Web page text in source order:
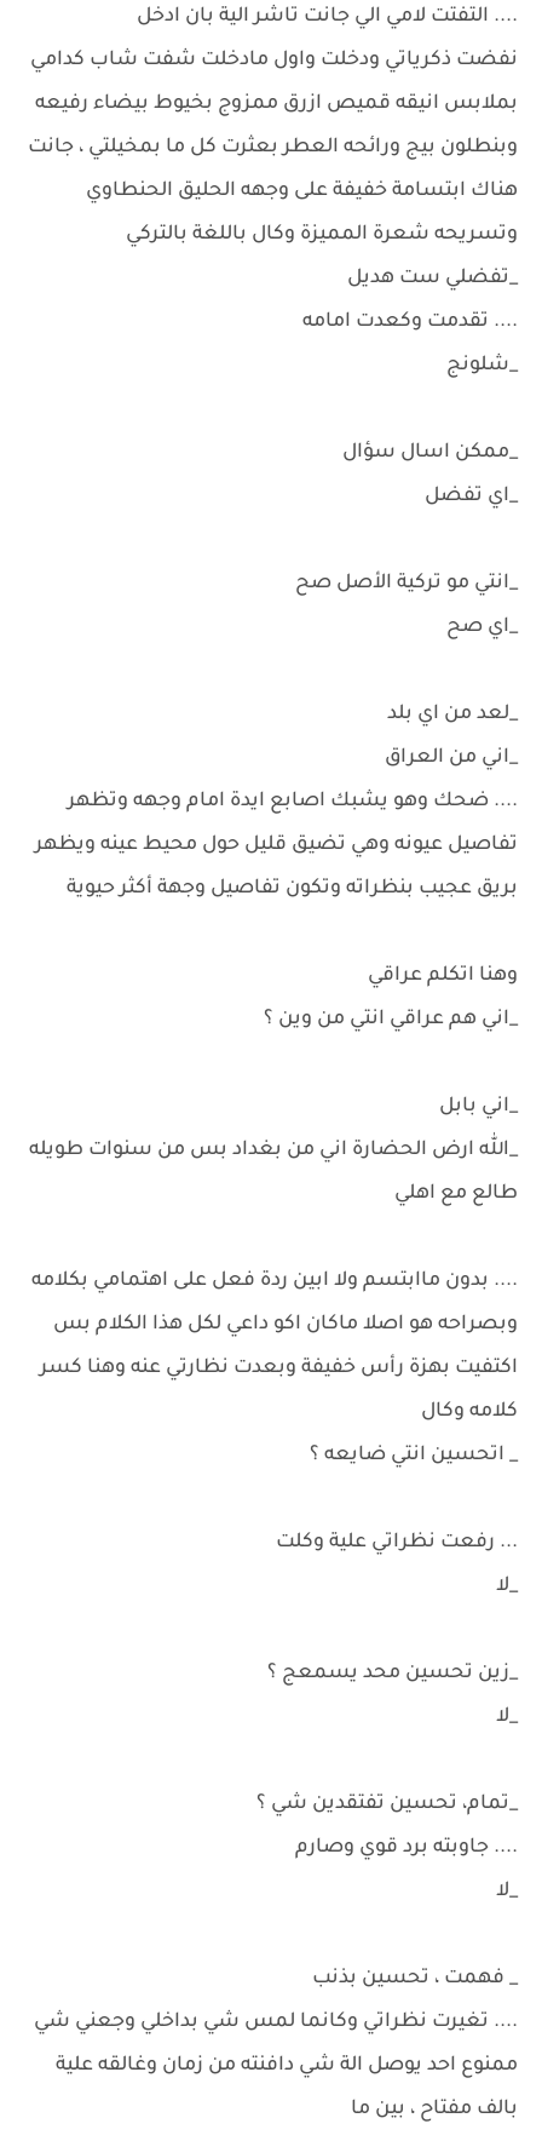
.... التفتت لامي الي جانت تاشر الية بان ادخل
نفضت ذكرياتي ودخلت واول مادخلت شفت شاب كدامي
بملابس انيقه قميص ازرق ممزوج بخيوط بيضاء رفيعه
وبنطلون بيج ورائحه العطر بعثرت كل ما بمخيلتي ، جانت
هناك ابتسامة خفيفة على وجهه الحليق الحنطاوي
وتسريحه شعرة المميزة وكال باللغة بالتركي
_تفضلي ست هديل
.... تقدمت وكعدت امامه
_شلونج
_ممكن اسال سؤال
_اي تفضل
_انتي مو تركية الأصل صح
_اي صح
_لعد من اي بلد
_اني من العراق
.... ضحك وهو يشبك اصابع ايدة امام وجهه وتظهر
تفاصيل عيونه وهي تضيق قليل حول محيط عينه ويظهر
بريق عجيب بنظراته وتكون تفاصيل وجهة أكثر حيوية
وهنا اتكلم عراقي
_اني هم عراقي انتي من وين ؟
_اني بابل
_الله ارض الحضارة اني من بغداد بس من سنوات طويله
طالع مع اهلي
.... بدون ماابتسم ولا ابين ردة فعل على اهتمامي بكلامه
وبصراحه هو اصلا ماكان اكو داعي لكل هذا الكلام بس
اكتفيت بهزة رأس خفيفة وبعدت نظارتي عنه وهنا كسر
كلامه وكال
_ اتحسين انتي ضايعه ؟
... رفعت نظراتي علية وكلت
_لا
_زين تحسين محد يسمعج ؟
_لا
_تمام، تحسين تفتقدين شي ؟
.... جاوبته برد قوي وصارم
_لا
_ فهمت ، تحسين بذنب
.... تغيرت نظراتي وكانما لمس شي بداخلي وجعني شي
ممنوع احد يوصل الة شي دافنته من زمان وغالقه علية
بالف مفتاح ، بين ما